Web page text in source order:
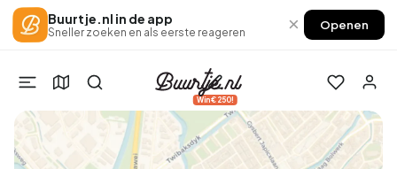
Buurtje.nl in de app
Sneller zoeken en als eerste reageren × Openen
Win €250!